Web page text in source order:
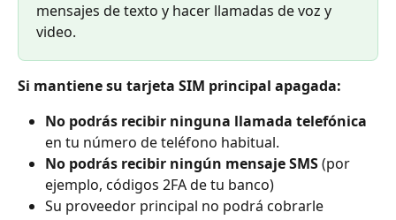
mensajes de texto y hacer llamadas de voz y
video.
Si mantiene su tarjeta SIM principal apagada:
No podrás recibir ninguna llamada telefónica
en tu número de teléfono habitual.
No podrás recibir ningún mensaje SMS (por
ejemplo, códigos 2FA de tu banco)
Su proveedor principal no podrá cobrarle